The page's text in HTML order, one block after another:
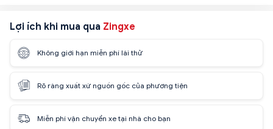
Lợi ích khi mua qua Zingxe
Không giới hạn miễn phí lái thử
Rõ ràng xuất xứ nguồn gốc của phương tiện
Miễn phí vận chuyển xe tại nhà cho bạn